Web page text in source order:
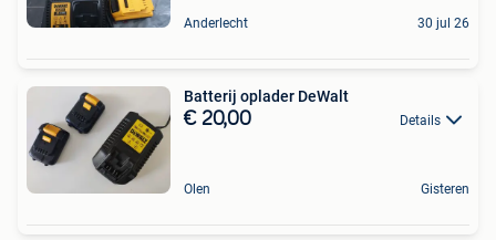
Anderlecht 30 jul 26
Batterij oplader DeWalt
€ 20,00 Details
Olen Gisteren